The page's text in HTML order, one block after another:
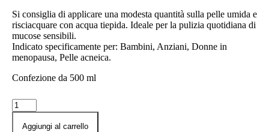
Si consiglia di applicare una modesta quantità sulla pelle umida e
risciacquare con acqua tiepida. Ideale per la pulizia quotidiana di
mucose sensibili.
Indicato specificamente per: Bambini, Anziani, Donne in
menopausa, Pelle acneica.
Confezione da 500 ml
Aggiungi al carrello